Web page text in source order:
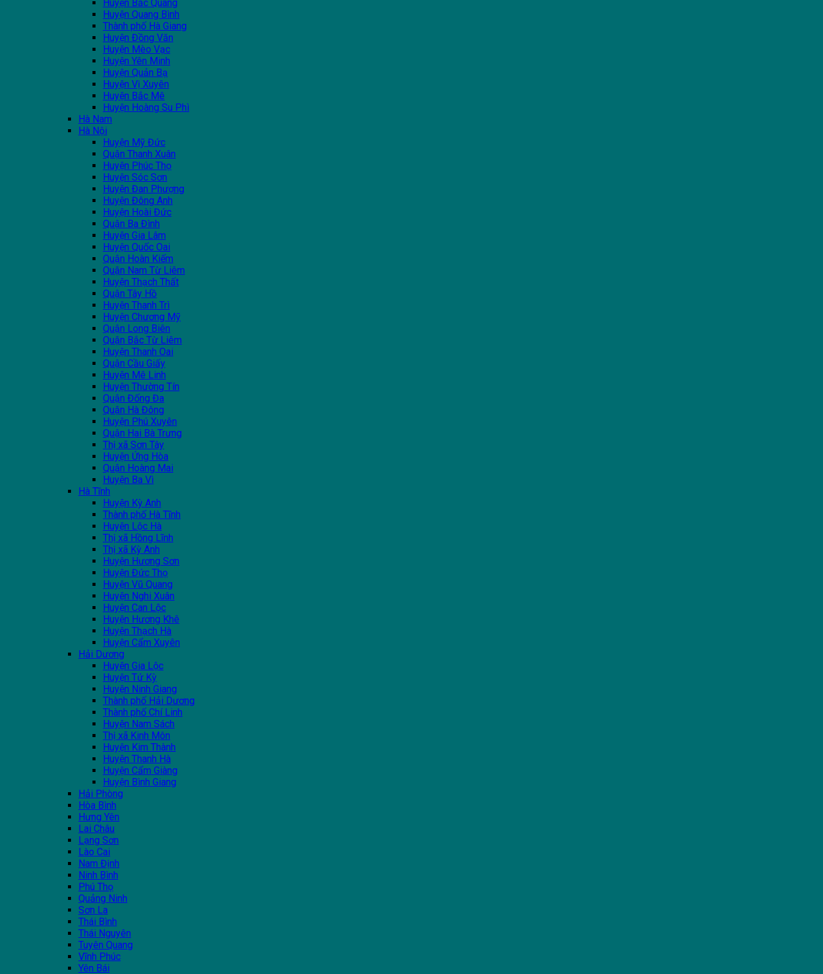
Huyện Bắc Quang
Huyện Quang Bình
Thành phố Hà Giang
Huyện Đồng Văn
Huyện Mèo Vạc
Huyện Yên Minh
Huyện Quản Bạ
Huyện Vị Xuyên
Huyện Bắc Mê
Huyện Hoàng Su Phì
Hà Nam
Hà Nội
Huyện Mỹ Đức
Quận Thanh Xuân
Huyện Phúc Thọ
Huyện Sóc Sơn
Huyện Đan Phượng
Huyện Đông Anh
Huyện Hoài Đức
Quận Ba Đình
Huyện Gia Lâm
Huyện Quốc Oai
Quận Hoàn Kiếm
Quận Nam Từ Liêm
Huyện Thạch Thất
Quận Tây Hồ
Huyện Thanh Trì
Huyện Chương Mỹ
Quận Long Biên
Quận Bắc Từ Liêm
Huyện Thanh Oai
Quận Cầu Giấy
Huyện Mê Linh
Huyện Thường Tín
Quận Đống Đa
Quận Hà Đông
Huyện Phú Xuyên
Quận Hai Bà Trưng
Thị xã Sơn Tây
Huyện Ứng Hòa
Quận Hoàng Mai
Huyện Ba Vì
Hà Tĩnh
Huyện Kỳ Anh
Thành phố Hà Tĩnh
Huyện Lộc Hà
Thị xã Hồng Lĩnh
Thị xã Kỳ Anh
Huyện Hương Sơn
Huyện Đức Thọ
Huyện Vũ Quang
Huyện Nghi Xuân
Huyện Can Lộc
Huyện Hương Khê
Huyện Thạch Hà
Huyện Cẩm Xuyên
Hải Dương
Huyện Gia Lộc
Huyện Tứ Kỳ
Huyện Ninh Giang
Thành phố Hải Dương
Thành phố Chí Linh
Huyện Nam Sách
Thị xã Kinh Môn
Huyện Kim Thành
Huyện Thanh Hà
Huyện Cẩm Giàng
Huyện Bình Giang
Hải Phòng
Hòa Bình
Hưng Yên
Lai Châu
Lạng Sơn
Lào Cai
Nam Định
Ninh Bình
Phú Thọ
Quảng Ninh
Sơn La
Thái Bình
Thái Nguyên
Tuyên Quang
Vĩnh Phúc
Yên Bái